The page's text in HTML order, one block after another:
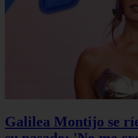
Galilea Montijo se